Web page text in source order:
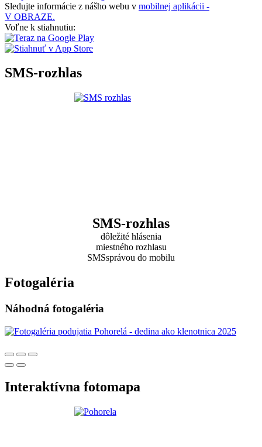
Sledujte informácie z nášho webu v mobilnej aplikácii -
V OBRAZE.
Voľne k stiahnutiu:
SMS-rozhlas
SMS-rozhlas
dôležité hlásenia
miestného rozhlasu
SMSsprávou do mobilu
Fotogaléria
Náhodná fotogaléria
Interaktívna fotomapa